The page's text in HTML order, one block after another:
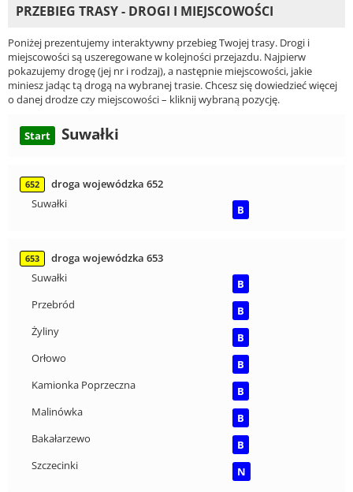
PRZEBIEG TRASY - DROGI I MIEJSCOWOŚCI
Poniżej prezentujemy interaktywny przebieg Twojej trasy. Drogi i
miejscowości są uszeregowane w kolejności przejazdu. Najpierw
pokazujemy drogę (jej nr i rodzaj), a następnie miejscowości, jakie
miniesz jadąc tą drogą na wybranej trasie. Chcesz się dowiedzieć więcej
o danej drodze czy miejscowości – kliknij wybraną pozycję.
Start Suwałki
652
droga wojewódzka 652
Suwałki
B
653
droga wojewódzka 653
Suwałki
B
Przebród
B
Żyliny
B
Orłowo
B
Kamionka Poprzeczna
B
Malinówka
B
Bakałarzewo
B
Szczecinki
N